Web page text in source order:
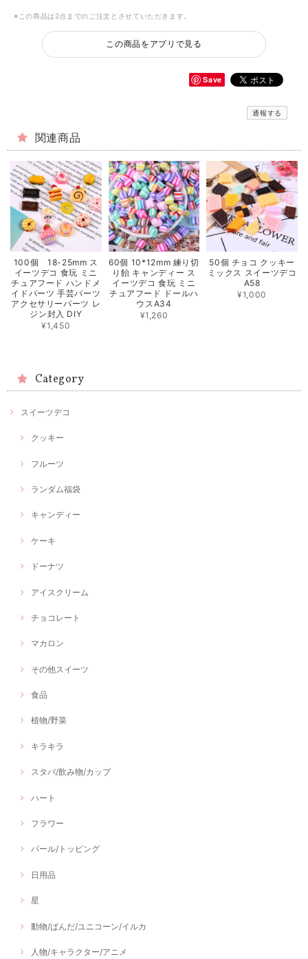
※この商品は2点までのご注文とさせていただきます。
この商品をアプリで見る
Save
通報する
関連商品
100個 18-25mm ス
イーツデコ 食玩 ミニ
チュアフード ハンドメ
イドパーツ 手芸パーツ
アクセサリーパーツ レ
ジン封入 DIY
¥1,450
60個 10*12mm 練り切
り飴 キャンディー ス
イーツデコ 食玩 ミニ
チュアフード ドールハ
ウスA34
¥1,260
50個 チョコ クッキー
ミックス スイーツデコ
A58
¥1,000
Category
スイーツデコ
クッキー
フルーツ
ランダム福袋
キャンディー
ケーキ
ドーナツ
アイスクリーム
チョコレート
マカロン
その他スイーツ
食品
植物/野菜
キラキラ
スタバ/飲み物/カップ
ハート
フラワー
パール/トッピング
日用品
星
動物/ぱんだ/ユニコーン/イルカ
人物/キャラクター/アニメ